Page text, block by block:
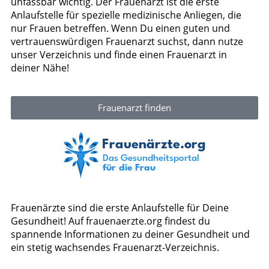
Anlaufstelle für spezielle medizinische Anliegen, die
nur Frauen betreffen. Wenn Du einen guten und
vertrauenswürdigen Frauenarzt suchst, dann nutze
unser Verzeichnis und finde einen Frauenarzt in
deiner Nähe!
Frauenarzt finden
Frauenärzte sind die erste Anlaufstelle für Deine
Gesundheit! Auf frauenaerzte.org findest du
spannende Informationen zu deiner Gesundheit und
ein stetig wachsendes Frauenarzt-Verzeichnis.